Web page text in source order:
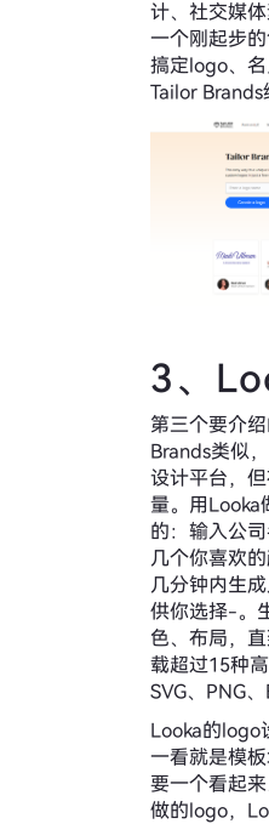
计、社交媒
一个刚起步
搞定logo、
Tailor
3、
第三个要介
Brands类似
设计平台，
量。用Looka
的：输入公
几个你喜欢
几分钟内生
供你选择-。
色、布局，
载超过15种
SVG、PNG
Looka的logo
一看就是模
要一个看起
做的logo，